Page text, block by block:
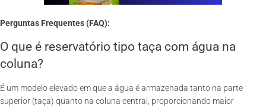
Perguntas Frequentes (FAQ):
O que é reservatório tipo taça com água na
coluna?
É um modelo elevado em que a água é armazenada tanto na parte
superior (taça) quanto na coluna central, proporcionando maior